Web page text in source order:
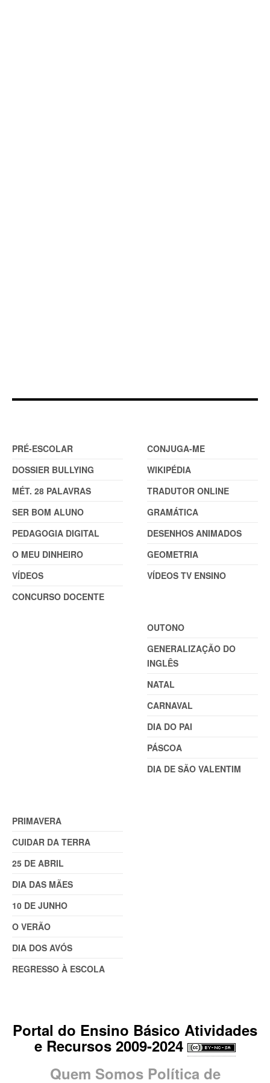
PRÉ-ESCOLAR
DOSSIER BULLYING
MÉT. 28 PALAVRAS
SER BOM ALUNO
PEDAGOGIA DIGITAL
O MEU DINHEIRO
VÍDEOS
CONCURSO DOCENTE
CONJUGA-ME
WIKIPÉDIA
TRADUTOR ONLINE
GRAMÁTICA
DESENHOS ANIMADOS
GEOMETRIA
VÍDEOS TV ENSINO
OUTONO
GENERALIZAÇÃO DO
INGLÊS
NATAL
CARNAVAL
DIA DO PAI
PÁSCOA
DIA DE SÃO VALENTIM
PRIMAVERA
CUIDAR DA TERRA
25 DE ABRIL
DIA DAS MÃES
10 DE JUNHO
O VERÃO
DIA DOS AVÓS
REGRESSO À ESCOLA
Portal do Ensino Básico Atividades
e Recursos 2009-2024
Quem Somos Política de